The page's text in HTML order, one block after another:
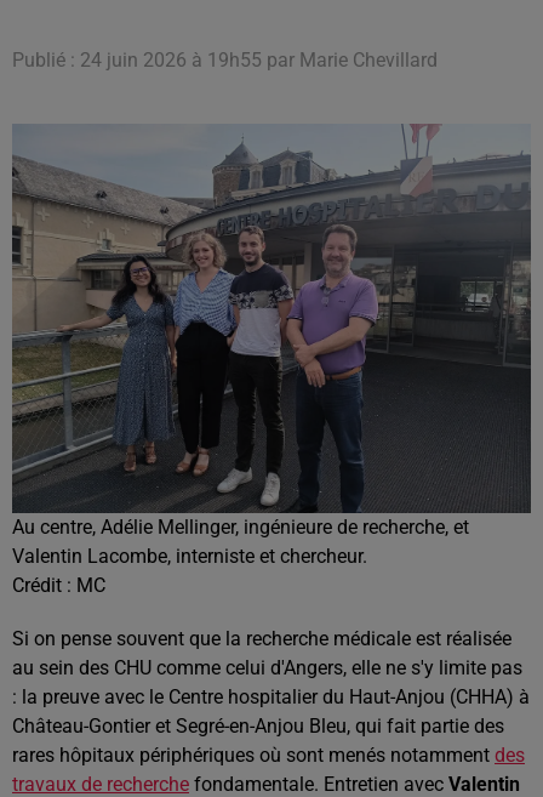
Publié : 24 juin 2026 à 19h55 par Marie Chevillard
Au centre, Adélie Mellinger, ingénieure de recherche, et
Valentin Lacombe, interniste et chercheur.
Crédit : MC
Si on pense souvent que la recherche médicale est réalisée
au sein des CHU comme celui d'Angers, elle ne s'y limite pas
: la preuve avec le Centre hospitalier du Haut-Anjou (CHHA) à
Château-Gontier et Segré-en-Anjou Bleu, qui fait partie des
rares hôpitaux périphériques où sont menés notamment des
travaux de recherche fondamentale. Entretien avec Valentin